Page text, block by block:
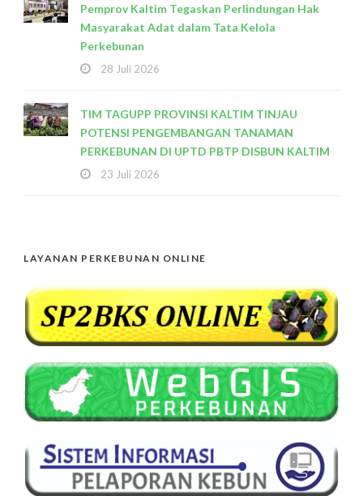
Pemprov Kaltim Tegaskan Perlindungan Hak
Masyarakat Adat dalam Tata Kelola
Perkebunan
28 Juli 2026
TIM TAGUPP PROVINSI KALTIM TINJAU
POTENSI PENGEMBANGAN TANAMAN
PERKEBUNAN DI UPTD PBTP DISBUN KALTIM
23 Juli 2026
LAYANAN PERKEBUNAN ONLINE